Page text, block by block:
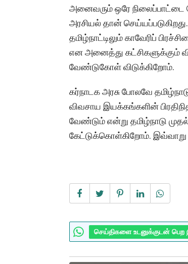
அனைவரும் ஒரே நிலைப்பாட்டை
அரசியல் தான்
தமிழ்நாட்டிலும் காவேரிப்
என அனைத்து கட்சிகளுக்கும்
வேண்டுகோள் விடுக்கிறோம்.
கர்நாடக அரசு போலவே
விவசாய இயக்கங்களின்
வேண்டும் என்று தமிழ்நாடு
கேட்டுக்கொள்கிறோம். இவ்வாறு
செய்திகளை உடனுக்குடன்